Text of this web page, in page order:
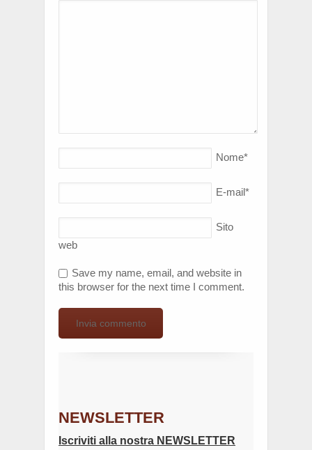
Nome*
E-mail*
Sito
web
Save my name, email, and website in
this browser for the next time I comment.
NEWSLETTER
Iscriviti alla nostra NEWSLETTER